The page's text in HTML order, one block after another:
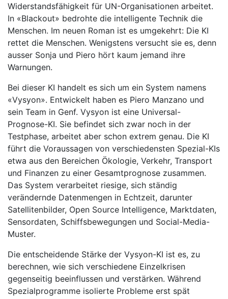
Widerstandsfähigkeit für UN-Organisationen arbeitet.
In «Blackout» bedrohte die intelligente Technik die
Menschen. Im neuen Roman ist es umgekehrt: Die KI
rettet die Menschen. Wenigstens versucht sie es, denn
ausser Sonja und Piero hört kaum jemand ihre
Warnungen.
Bei dieser KI handelt es sich um ein System namens
«Vysyon». Entwickelt haben es Piero Manzano und
sein Team in Genf. Vysyon ist eine Universal-
Prognose-KI. Sie befindet sich zwar noch in der
Testphase, arbeitet aber schon extrem genau. Die KI
führt die Voraussagen von verschiedensten Spezial-KIs
etwa aus den Bereichen Ökologie, Verkehr, Transport
und Finanzen zu einer Gesamtprognose zusammen.
Das System verarbeitet riesige, sich ständig
verändernde Datenmengen in Echtzeit, darunter
Satellitenbilder, Open Source Intelligence, Marktdaten,
Sensordaten, Schiffsbewegungen und Social-Media-
Muster.
Die entscheidende Stärke der Vysyon-KI ist es, zu
berechnen, wie sich verschiedene Einzelkrisen
gegenseitig beeinflussen und verstärken. Während
Spezialprogramme isolierte Probleme erst spät